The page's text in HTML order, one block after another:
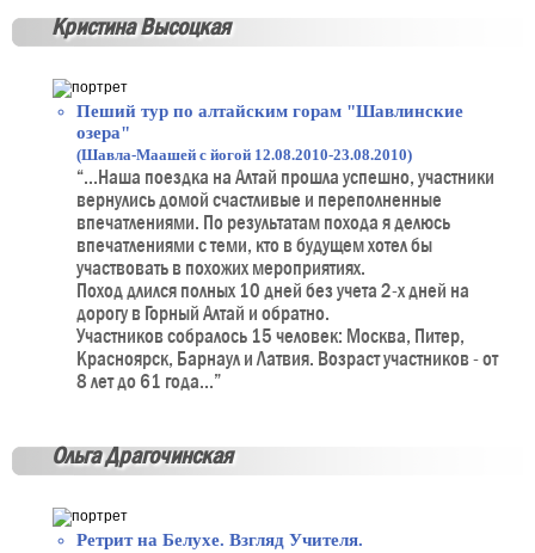
Кристина Высоцкая
Пеший тур по алтайским горам "Шавлинские
озера"
(Шавла-Маашей с йогой 12.08.2010-23.08.2010)
“...Наша поездка на Алтай прошла успешно, участники
вернулись домой счастливые и переполненные
впечатлениями. По результатам похода я делюсь
впечатлениями с теми, кто в будущем хотел бы
участвовать в похожих мероприятиях.
Поход длился полных 10 дней без учета 2-х дней на
дорогу в Горный Алтай и обратно.
Участников собралось 15 человек: Москва, Питер,
Красноярск, Барнаул и Латвия. Возраст участников - от
8 лет до 61 года...”
Ольга Драгочинская
Ретрит на Белухе. Взгляд Учителя.